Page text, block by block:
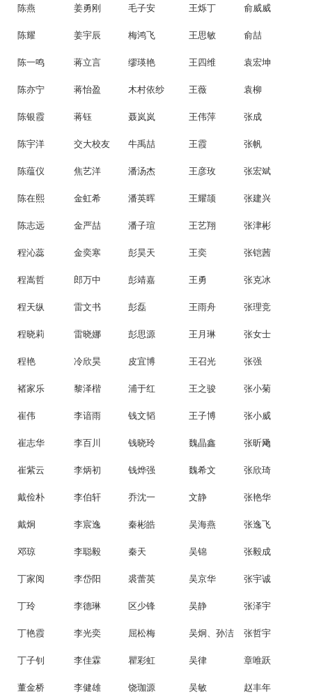
陈燕 姜勇刚 毛子安 王烁丁 俞威威
陈耀 姜宇辰 梅鸿飞 王思敏 俞喆
陈一鸣 蒋立言 缪瑛艳 王四维 袁宏坤
陈亦宁 蒋怡盈 木村依纱 王薇 袁柳
陈银霞 蒋钰 聂岚岚 王伟萍 张成
陈宇洋 交大校友 牛禹喆 王霞 张帆
陈蕴仪 焦艺洋 潘汤杰 王彦玫 张宏斌
陈在熙 金虹希 潘英晖 王耀颉 张建兴
陈志远 金严喆 潘子瑄 王艺翔 张津彬
程沁蕊 金奕寒 彭昊天 王奕 张铠茜
程嵩哲 郎万中 彭靖嘉 王勇 张克冰
程天纵 雷文书 彭磊 王雨舟 张理竞
程晓莉 雷晓娜 彭思源 王月琳 张女士
程艳 冷欣昊 皮宜博 王召光 张强
褚家乐 黎泽楷 浦于红 王之骏 张小菊
崔伟 李谙雨 钱文韬 王子博 张小威
崔志华 李百川 钱晓玲 魏晶鑫 张昕飏
崔紫云 李炳初 钱烨强 魏希文 张欣琦
戴俭朴 李伯轩 乔沈一 文静 张艳华
戴炯 李宸逸 秦彬皓 吴海燕 张逸飞
邓琼 李聪毅 秦天 吴锦 张毅成
丁家阅 李岱阳 裘蕾英 吴京华 张宇诚
丁玲 李德琳 区少锋 吴静 张泽宇
丁艳霞 李光奕 屈松梅 吴炯、孙洁 张哲宇
丁子钊 李佳霖 瞿彩虹 吴律 章唯跃
董金桥 李健雄 饶珈源 吴敏 赵丰年